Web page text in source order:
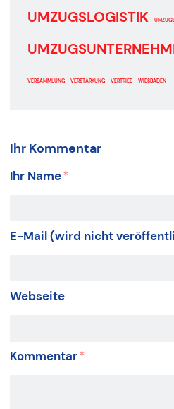
UMZUGSLOGISTIK
VERSAMMLUNG VERSTÄRKUNG VERTRIEB WIESBADEN
Ihr Kommentar
Ihr Name*
E-Mail (wird nicht
Webseite
Kommentar*